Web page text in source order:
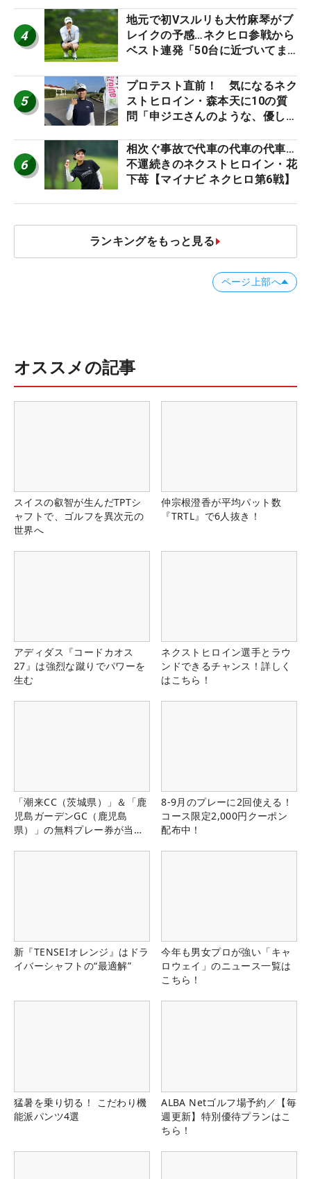
4
地元で初Vスルリも大竹麻琴がブ
レイクの予感…ネクヒロ参戦から
ベスト連発「50台に近づいてま
戦】
5
プロテスト直前！ 気になるネク
ストヒロイン・森本天に10の質
問「申ジエさんのような、優しく
になりたいです」
6
相次ぐ事故で代車の代車の代車…
不運続きのネクストヒロイン・花
下苺【マイナビ ネクヒロ第6戦】
ランキングをもっと見る
ページ上部へ
オススメの記事
スイスの叡智が生んだTPTシ
ャフトで、ゴルフを異次元の
世界へ
仲宗根澄香が平均パット数
『TRTL』で6人抜き！
アディダス『コードカオス
27』は強烈な蹴りでパワーを
生む
ネクストヒロイン選手とラウ
ンドできるチャンス！詳しく
はこちら！
「潮来CC（茨城県）」＆「鹿
児島ガーデンGC（鹿児島
県）」の無料プレー券が当た
8-9月のプレーに2回使える！
コース限定2,000円クーポン
配布中！
新『TENSEIオレンジ』はドラ
イバーシャフトの“最適解”
今年も男女プロが強い「キャ
ロウェイ」のニュース一覧は
こちら！
猛暑を乗り切る！ こだわり機
能派パンツ4選
ALBA Netゴルフ場予約／【毎
週更新】特別優待プランはこ
ちら！